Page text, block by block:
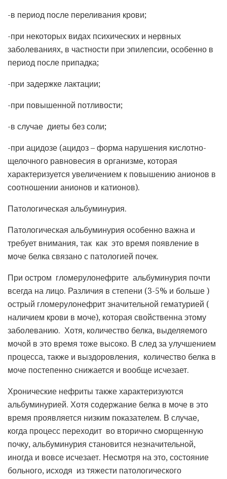
-в период после переливания крови;
-при некоторых видах психических и нервных
заболеваниях, в частности при эпилепсии, особенно в
период после припадка;
-при задержке лактации;
-при повышенной потливости;
-в случае диеты без соли;
-при ацидозе (ацидоз – форма нарушения кислотно-
щелочного равновесия в организме, которая
характеризуется увеличением к повышению анионов в
соотношении анионов и катионов).
Патологическая альбуминурия.
Патологическая альбуминурия особенно важна и
требует внимания, так как это время появление в
моче белка связано с патологией почек.
При остром гломерулонефрите альбуминурия почти
всегда на лицо. Различия в степени (3-5% и больше )
острый гломерулонефрит значительной гематурией (
наличием крови в моче), которая свойственна этому
заболеванию. Хотя, количество белка, выделяемого
мочой в это время тоже высоко. В след за улучшением
процесса, также и выздоровления, количество белка в
моче постепенно снижается и вообще исчезает.
Хронические нефриты также характеризуются
альбуминурией. Хотя содержание белка в моче в это
время проявляется низким показателем. В случае,
когда процесс переходит во вторично сморщенную
почку, альбуминурия становится незначительной,
иногда и вовсе исчезает. Несмотря на это, состояние
больного, исходя из тяжести патологического